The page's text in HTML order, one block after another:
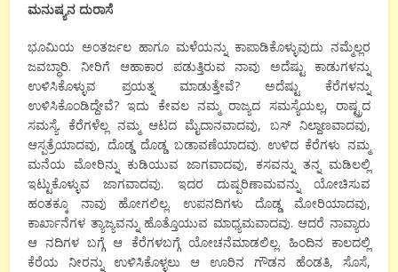
ಮನುಷ್ಯನ ದುರಾಸೆ
ಭೂಮಿಯ ಅಂತರ್ಜಲ ಹಾಗೂ ಮಳೆಯನ್ನು ಕಾಪಾಡಿಕೊಳ್ಳುವುದು ನಮ್ಮೆಲ್ಲರ
ಜವಬ್ಧಾರಿ. ನೀರಿಗೆ ಆಹಾಕಾರ ಪಡುತ್ತಿರುವ ನಾವು ಅದೆಷ್ಟು ಕಾಡುಗಳನ್ನು
ಉಳಿಸಿಕೊಳ್ಳುವ ಪ್ರಯತ್ನ ಮಾಡುತ್ತೇವೆ? ಅದೆಷ್ಟು ಕೆರೆಗಳನ್ನು
ಉಳಿಸಿಕೊಂಡಿದ್ದೇವೆ? ಇದು ಕೇವಲ ನಮ್ಮ ರಾಜ್ಯದ ಸಮಸ್ಯೆಯಲ್ಲ, ರಾಷ್ಟ್ರದ
ಸಮಸ್ಯೆ. ಕೆರೆಗಳೆಲ್ಲ ನಮ್ಮ ಆಟದ ಮೈದಾನವಾದವು, ಬಸ್ ನಿಲ್ದಾಣವಾದವು,
ಆಸ್ಪತ್ರೆಯಾದವು, ದೊಡ್ಡ ದೊಡ್ಡ ಬಡಾವಣೆಯಾದವು. ಉಳಿದ ಕೆರೆಗಳು ನಮ್ಮ
ಮನೆಯ ಮೋರಿನ್ನು ಕುಡಿಯುವ ಜಾಗವಾದವು, ಕಸವನ್ನು ತನ್ನ ಮಡಿಲಲ್ಲಿ
ಇಟ್ಟುಕೊಳ್ಳುವ ಜಾಗವಾದವು. ಇದರ ದುಷ್ಪರಿಣಾಮವನ್ನು ಯೋಚಿಸುವ
ಹಂತಕ್ಕೂ ನಾವು ಹೋಗಲಿಲ್ಲ. ಉಪನದಿಗಳು ದೊಡ್ಡ ಮೋರಿಯಾದವು,
ಕಾರ್ಖಾನೆಗಳ ತ್ಯಾಜ್ಯವನ್ನು ಹೊತ್ತೊಯುವ ಮಾಧ್ಯಮವಾದವು. ಆದರೆ ನಾವ್ಯಾರು
ಆ ನದಿಗಳ ಬಗ್ಗೆ ಆ ಕೆರೆಗಳಬಗ್ಗೆ ಯೋಚನೆಮಾಡಲಿಲ್ಲ. ಹಿಂದಿನ ಕಾಲದಲ್ಲಿ
ಕೆರೆಯ ನೀರನ್ನು ಉಳಿಸಿಕೊಳ್ಳಲು ಆ ಊರಿನ ಗೌಡನ ಹೆಂಡತಿ, ಸೊಸೆ,